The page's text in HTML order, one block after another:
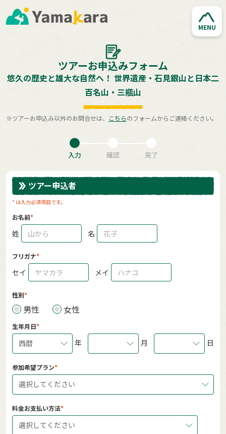
MENU
ツアーお申込みフォーム
悠久の歴史と雄大な自然へ！ 世界遺産・石見銀山と日本二
百名山・三瓶山
※ツアーお申込み以外のお問合せは、 こちらのフォームからご連絡ください。
入力 確認 完了
ツアー申込者
* は入力必須項目です。
お名前
姓 名
フリガナ
セイ メイ
性別
男性 女性
生年月日
西暦 年 月 日
参加希望プラン
選択してください
料金お支払い方法
選択してください